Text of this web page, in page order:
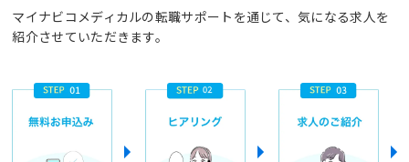
マイナビコメディカルの転職サポートを通じて、気になる求人を
紹介させていただきます。